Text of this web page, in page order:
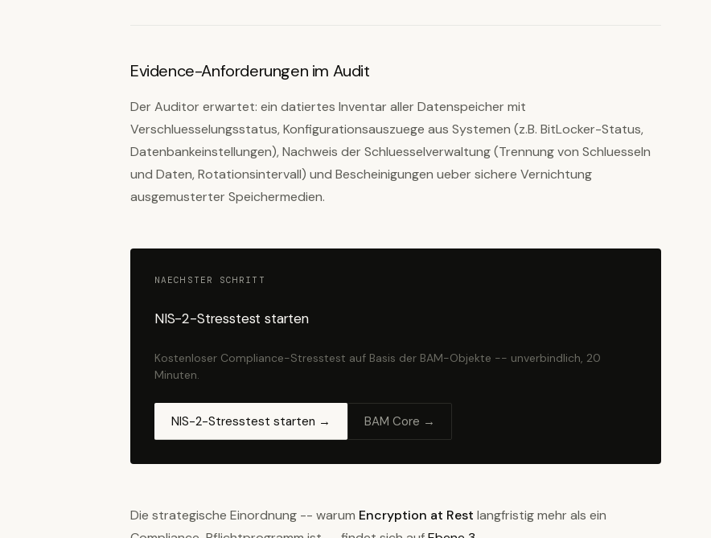
Evidence-Anforderungen im Audit
Der Auditor erwartet: ein datiertes Inventar aller Datenspeicher mit
Verschluesselungsstatus, Konfigurationsauszuege aus Systemen (z.B. BitLocker-Status,
Datenbankeinstellungen), Nachweis der Schluesselverwaltung (Trennung von Schluesseln
und Daten, Rotationsintervall) und Bescheinigungen ueber sichere Vernichtung
ausgemusterter Speichermedien.
NAECHSTER SCHRITT
NIS-2-Stresstest starten
Kostenloser Compliance-Stresstest auf Basis der BAM-Objekte -- unverbindlich, 20
Minuten.
NIS-2-Stresstest starten → BAM Core →
Die strategische Einordnung -- warum Encryption at Rest langfristig mehr als ein